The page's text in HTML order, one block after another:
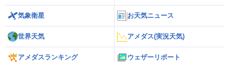
気象衛星 お天気ニュース
世界天気 アメダス(実況天気)
アメダスランキング ウェザーリポート